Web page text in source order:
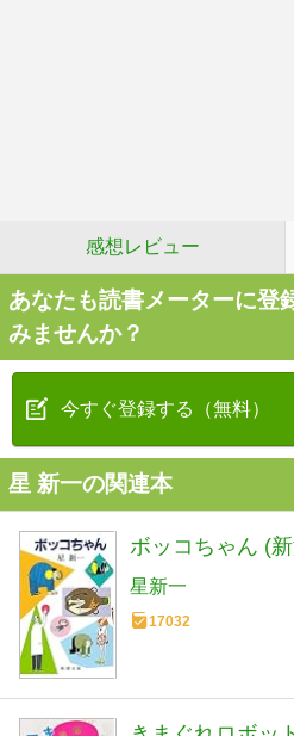
感想レビュー
あなたも読書メーターに登
みませんか？
今すぐ登録する（無料）
星 新一の関連本
ボッコちゃん (
星新一
17032